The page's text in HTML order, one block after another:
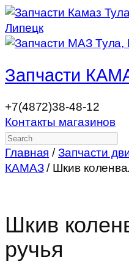
Запчасти
+7(4872)38-48-12
Контакты магазинов
Search
Главная /Запчасти
КАМАЗ/ Шкив
Шкив
ручья